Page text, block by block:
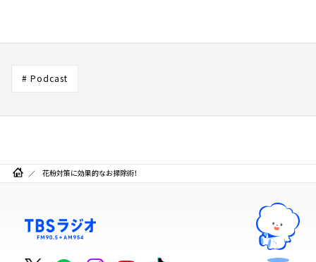
# Podcast
花粉対策に効果的なお掃除術！